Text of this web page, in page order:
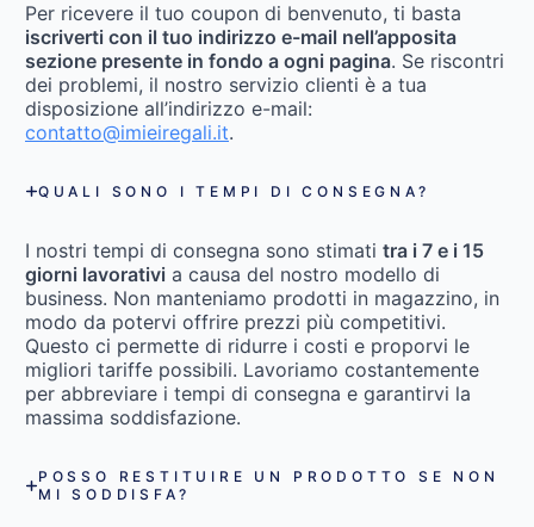
Per ricevere il tuo coupon di benvenuto, ti basta
iscriverti con il tuo indirizzo e-mail nell’apposita
sezione presente in fondo a ogni pagina. Se riscontri
dei problemi, il nostro servizio clienti è a tua
disposizione all’indirizzo e-mail:
contatto@imieiregali.it.
QUALI SONO I TEMPI DI CONSEGNA?
I nostri tempi di consegna sono stimati tra i 7 e i 15
giorni lavorativi a causa del nostro modello di
business. Non manteniamo prodotti in magazzino, in
modo da potervi offrire prezzi più competitivi.
Questo ci permette di ridurre i costi e proporvi le
migliori tariffe possibili. Lavoriamo costantemente
per abbreviare i tempi di consegna e garantirvi la
massima soddisfazione.
POSSO RESTITUIRE UN PRODOTTO SE NON
MI SODDISFA?